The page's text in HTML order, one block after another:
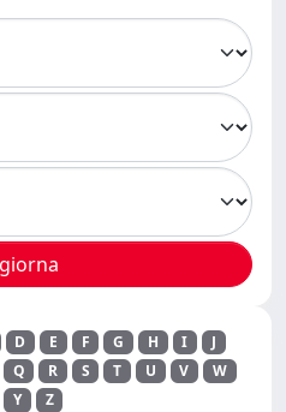
D E F G H I
J
Q R S T U V
W
Y Z